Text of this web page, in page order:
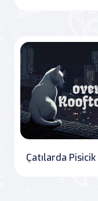
Çatılarda Pisicik